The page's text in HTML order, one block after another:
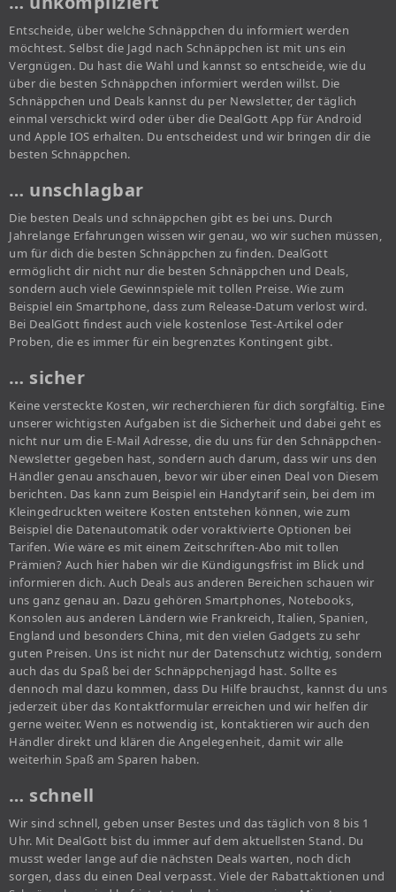
Entscheide, über welche Schnäppchen du informiert werden
möchtest. Selbst die Jagd nach Schnäppchen ist mit uns ein
Vergnügen. Du hast die Wahl und kannst so entscheide, wie du
über die besten Schnäppchen informiert werden willst. Die
Schnäppchen und Deals kannst du per Newsletter, der täglich
einmal verschickt wird oder über die DealGott App für Android
und Apple IOS erhalten. Du entscheidest und wir bringen dir die
besten Schnäppchen.
… unschlagbar
Die besten Deals und schnäppchen gibt es bei uns. Durch
Jahrelange Erfahrungen wissen wir genau, wo wir suchen müssen,
um für dich die besten Schnäppchen zu finden. DealGott
ermöglicht dir nicht nur die besten Schnäppchen und Deals,
sondern auch viele Gewinnspiele mit tollen Preise. Wie zum
Beispiel ein Smartphone, dass zum Release-Datum verlost wird.
Bei DealGott findest auch viele kostenlose Test-Artikel oder
Proben, die es immer für ein begrenztes Kontingent gibt.
… sicher
Keine versteckte Kosten, wir recherchieren für dich sorgfältig. Eine
unserer wichtigsten Aufgaben ist die Sicherheit und dabei geht es
nicht nur um die E-Mail Adresse, die du uns für den Schnäppchen-
Newsletter gegeben hast, sondern auch darum, dass wir uns den
Händler genau anschauen, bevor wir über einen Deal von Diesem
berichten. Das kann zum Beispiel ein Handytarif sein, bei dem im
Kleingedruckten weitere Kosten entstehen können, wie zum
Beispiel die Datenautomatik oder voraktivierte Optionen bei
Tarifen. Wie wäre es mit einem Zeitschriften-Abo mit tollen
Prämien? Auch hier haben wir die Kündigungsfrist im Blick und
informieren dich. Auch Deals aus anderen Bereichen schauen wir
uns ganz genau an. Dazu gehören Smartphones, Notebooks,
Konsolen aus anderen Ländern wie Frankreich, Italien, Spanien,
England und besonders China, mit den vielen Gadgets zu sehr
guten Preisen. Uns ist nicht nur der Datenschutz wichtig, sondern
auch das du Spaß bei der Schnäppchenjagd hast. Sollte es
dennoch mal dazu kommen, dass Du Hilfe brauchst, kannst du uns
jederzeit über das Kontaktformular erreichen und wir helfen dir
gerne weiter. Wenn es notwendig ist, kontaktieren wir auch den
Händler direkt und klären die Angelegenheit, damit wir alle
weiterhin Spaß am Sparen haben.
… schnell
Wir sind schnell, geben unser Bestes und das täglich von 8 bis 1
Uhr. Mit DealGott bist du immer auf dem aktuellsten Stand. Du
musst weder lange auf die nächsten Deals warten, noch dich
sorgen, dass du einen Deal verpasst. Viele der Rabattaktionen und